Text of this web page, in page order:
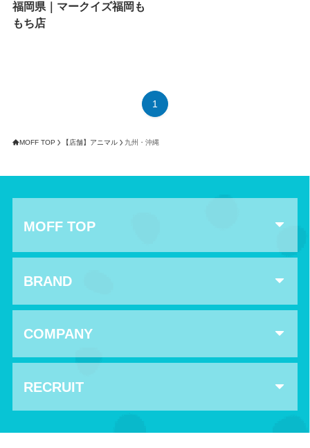
福岡県｜マークイズ福岡も
もち店
1
MOFF TOP 【店舗】アニマル 九州・沖縄
MOFF TOP
BRAND
COMPANY
RECRUIT